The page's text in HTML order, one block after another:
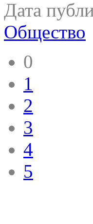
Дата
Общество
0
1
2
3
4
5